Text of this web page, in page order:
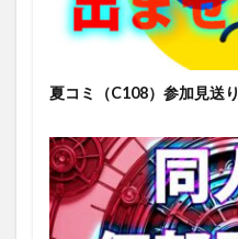
夏コミ（C108）参加見送り